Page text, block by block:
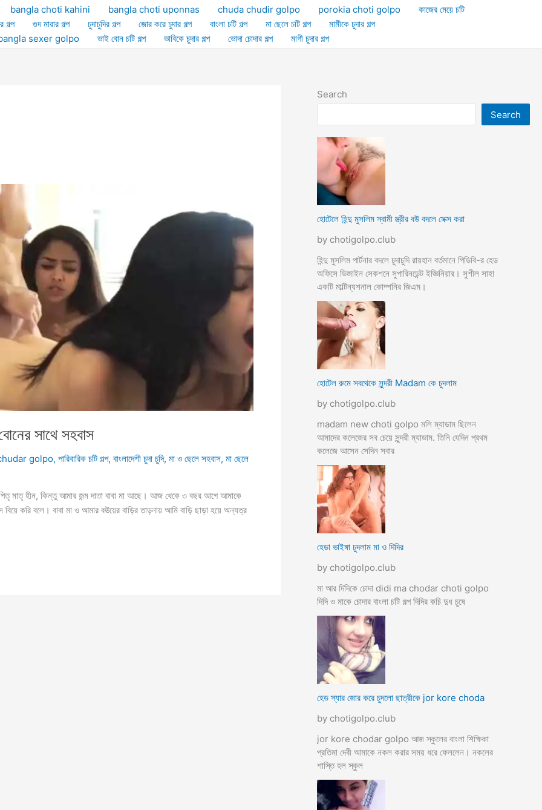
bangla choti kahini bangla choti uponnas chuda chudir golpo porokia choti golpo
কাজের মেয়ে চটি
গল্প
গুদ মারার গল্প চুদাচুদির গল্প জোর করে চুদার গল্প বাংলা চটি গল্প মা ছেলে চটি গল্প
মামীকে চুদার গল্প
bangla sexer golpo
ভাই বোন চটি গল্প ভাবিকে চুদার গল্প ভোদা চোদার গল্প মাগী চুদার গল্প
সাথে সহবাস
golpo, পারিবারিক চটি গল্প, বাংলাদেশী চুদা চুদি, মা ও ছেলে সহবাস, মা ছেলে
হীন, কিন্তু আমার জন্ম দাতা বাবা মা আছে। আজ থেকে ৩ বছর আগে আমাকে
করি বলে। বাবা মা ও আমার বঊয়ের বাড়ির তাড়নায় আমি বাড়ি ছাড়া হয়ে অন্যত্র
Search
Search
হোটেলে হিন্দু মুসলিম স্বামী স্ত্রীর বউ বদলে সেক্স করা
by chotigolpo.club
হিন্দু মুসলিম পার্টনার বদলে চুদাচুদি রায়হান বর্তমানে পিডিবি-র হেড
অফিসে ডিজাইন সেকশনে সুপারিনডেন্ট ইজ্ঞিনিয়ার। সুশীল সাহা
একটি মাল্টিন্যশনাল কোম্পনির জিএম।
হোটেল রুমে সবথেকে সুন্দরী Madam কে চুদলাম
by chotigolpo.club
madam new choti golpo মলি ম্যাডাম ছিলেন
আমাদের কলেজের সব চেয়ে সুন্দরী ম্যাডাম. তিনি যেদিন প্রথম
কলেজে আসেন সেদিন সবার
হেডা ভাইঙ্গা চুদলাম মা ও দিদির
by chotigolpo.club
মা আর দিদিকে চোদা didi ma chodar choti golpo
দিদি ও মাকে চোদার বাংলা চটি গল্প দিদির কচি দুধ চুষে
হেড স্যার জোর করে চুদলো ছাত্রীকে jor kore choda
by chotigolpo.club
jor kore chodar golpo আজ স্কুলের বাংলা শিক্ষিকা
প্রতিমা দেবী আমাকে নকল করার সময় ধরে ফেললেন। নকলের
শাস্তি হল স্কুল